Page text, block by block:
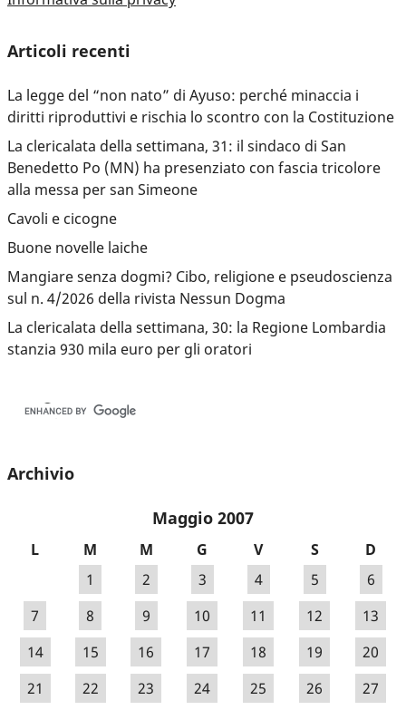
Articoli recenti
La legge del “non nato” di Ayuso: perché minaccia i
diritti riproduttivi e rischia lo scontro con la Costituzione
La clericalata della settimana, 31: il sindaco di San
Benedetto Po (MN) ha presenziato con fascia tricolore
alla messa per san Simeone
Cavoli e cicogne
Buone novelle laiche
Mangiare senza dogmi? Cibo, religione e pseudoscienza
sul n. 4/2026 della rivista Nessun Dogma
La clericalata della settimana, 30: la Regione Lombardia
stanzia 930 mila euro per gli oratori
Archivio
Maggio 2007
L M M G V S
D
1
2 3 4 5
6
7
8 9 10 11 12
13
14
15 16 17 18 19
20
21
22 23 24 25 26 27